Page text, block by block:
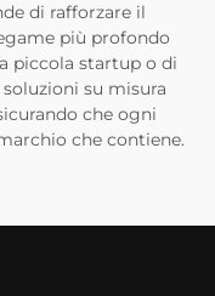
di rafforzare il
più profondo
piccola startup o di
su misura
che ogni
che contiene.